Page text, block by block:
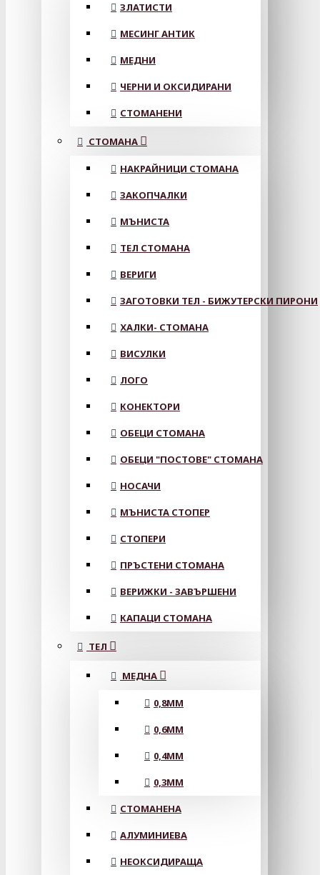
ЗЛАТИСТИ
МЕСИНГ АНТИК
МЕДНИ
ЧЕРНИ И ОКСИДИРАНИ
СТОМАНЕНИ
СТОМАНА
НАКРАЙНИЦИ СТОМАНА
ЗАКОПЧАЛКИ
МЪНИСТА
ТЕЛ СТОМАНА
ВЕРИГИ
ЗАГОТОВКИ ТЕЛ - БИЖУТЕРСКИ ПИРОНИ
ХАЛКИ- СТОМАНА
ВИСУЛКИ
ЛОГО
КОНЕКТОРИ
ОБЕЦИ СТОМАНА
ОБЕЦИ "ПОСТОВЕ" СТОМАНА
НОСАЧИ
МЪНИСТА СТОПЕР
СТОПЕРИ
ПРЪСТЕНИ СТОМАНА
ВЕРИЖКИ - ЗАВЪРШЕНИ
КАПАЦИ СТОМАНА
ТЕЛ
МЕДНА
0,8MM
0,6MM
0,4MM
0,3MM
СТОМАНЕНА
АЛУМИНИЕВА
НЕОКСИДИРАЩА